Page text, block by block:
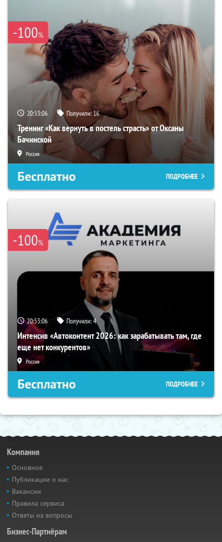
-100%
20:53:06 Получили:16
Тренинг «Как вернуть в постель страсть» от Оксаны
Бачинской
Россия
Бесплатно ПОДРОБНЕЕ
-100%
20:53:06 Получили:4
Интенсив «Автоконтент 2026: как зарабатывать там, где
еще нет конкурентов»
Россия
Бесплатно ПОДРОБНЕЕ
Компания
Основное
Публикации о нас
Вакансии
Правила сервиса
Ответы на вопросы
Бизнес-Партнёрам